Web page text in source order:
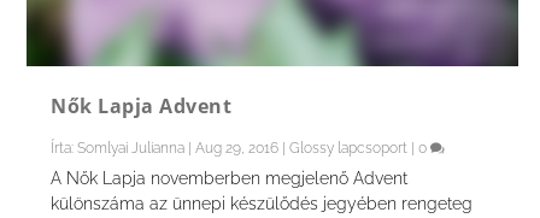
Nők Lapja Advent
Írta:Somlyai Julianna |Aug 29, 2016 |Glossy lapcsoport |0
A Nők Lapja novemberben megjelenő Advent
különszáma az ünnepi készülődés jegyében rengeteg